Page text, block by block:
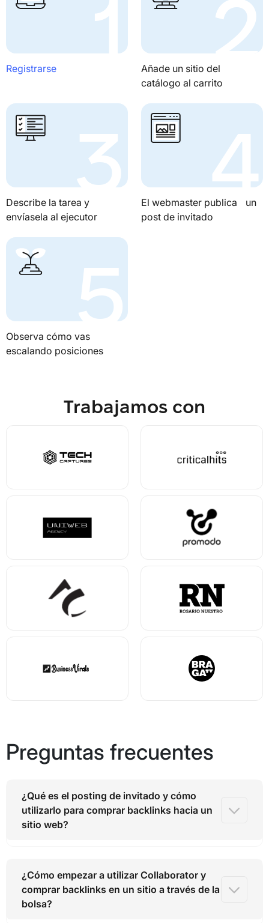
Registrarse
Añade un sitio del
catálogo al carrito
Describe la tarea y
envíasela al ejecutor
El webmaster publica un
post de invitado
Observa cómo vas
escalando posiciones
Trabajamos con
Preguntas frecuentes
¿Qué es el posting de invitado y cómo
utilizarlo para comprar backlinks hacia un
sitio web?
¿Cómo empezar a utilizar Collaborator y
comprar backlinks en un sitio a través de la
bolsa?